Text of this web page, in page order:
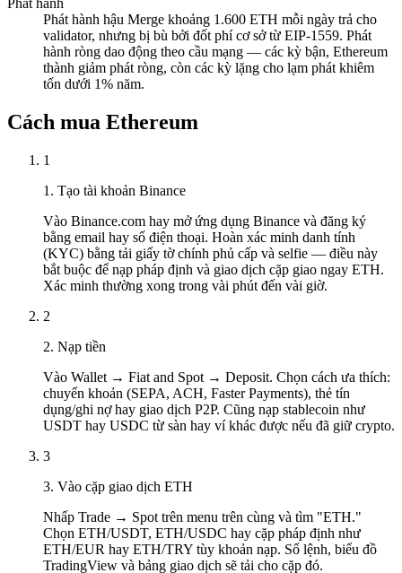
Phát hành
Phát hành hậu Merge khoảng 1.600 ETH mỗi ngày trả cho
validator, nhưng bị bù bởi đốt phí cơ sở từ EIP-1559. Phát
hành ròng dao động theo cầu mạng — các kỳ bận, Ethereum
thành giảm phát ròng, còn các kỳ lặng cho lạm phát khiêm
tốn dưới 1% năm.
Cách mua Ethereum
1
1. Tạo tài khoản Binance
Vào Binance.com hay mở ứng dụng Binance và đăng ký
bằng email hay số điện thoại. Hoàn xác minh danh tính
(KYC) bằng tải giấy tờ chính phủ cấp và selfie — điều này
bắt buộc để nạp pháp định và giao dịch cặp giao ngay ETH.
Xác minh thường xong trong vài phút đến vài giờ.
2
2. Nạp tiền
Vào Wallet → Fiat and Spot → Deposit. Chọn cách ưa thích:
chuyển khoản (SEPA, ACH, Faster Payments), thẻ tín
dụng/ghi nợ hay giao dịch P2P. Cũng nạp stablecoin như
USDT hay USDC từ sàn hay ví khác được nếu đã giữ crypto.
3
3. Vào cặp giao dịch ETH
Nhấp Trade → Spot trên menu trên cùng và tìm "ETH."
Chọn ETH/USDT, ETH/USDC hay cặp pháp định như
ETH/EUR hay ETH/TRY tùy khoản nạp. Sổ lệnh, biểu đồ
TradingView và bảng giao dịch sẽ tải cho cặp đó.